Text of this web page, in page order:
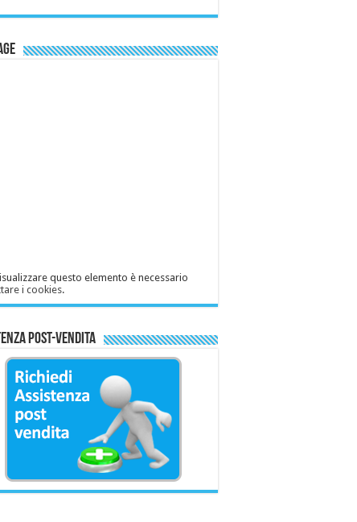
questo elemento è necessario
i cookies.
Post-Vendita